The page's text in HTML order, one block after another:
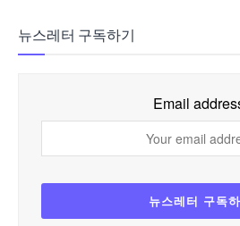
뉴스레터 구독하기
Email